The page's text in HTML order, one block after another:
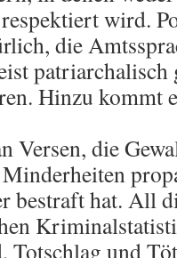
wird.
die
Hinzu
Versen, die
bestraft hat. All
und